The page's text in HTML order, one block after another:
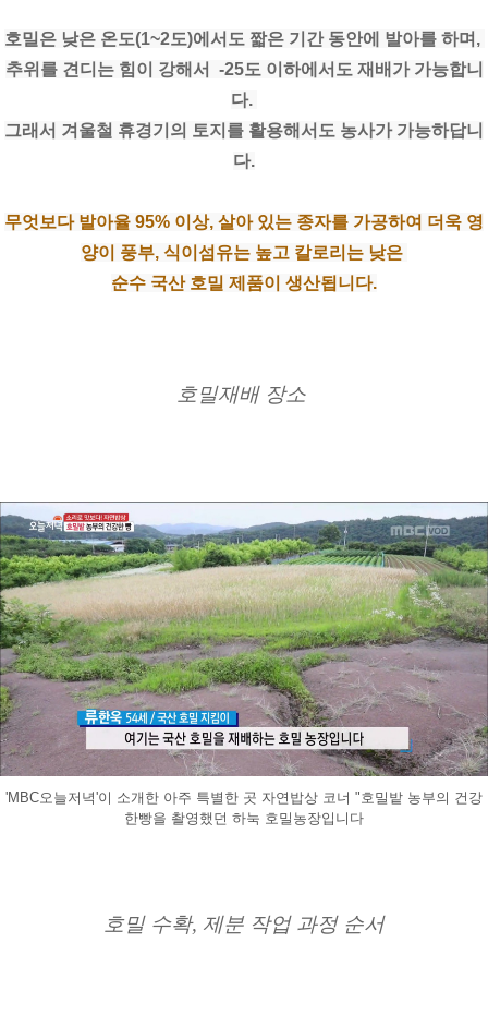
호밀은 낮은 온도(1~2도)에서도 짧은 기간 동안에 발아를 하며,
추위를 견디는 힘이 강해서  -25도 이하에서도 재배가 가능합니
다.
그래서 겨울철 휴경기의 토지를 활용해서도 농사가 가능하답니
다.
무엇보다 발아율 95% 이상, 살아 있는 종자를 가공하여 더욱 영
양이 풍부, 식이섬유는 높고 칼로리는 낮은
순수 국산 호밀 제품이 생산됩니다.
호밀재배 장소
'MBC오늘저녁'이 소개한 아주 특별한 곳 자연밥상 코너 "호밀밭 농부의 건강
한빵을 촬영했던 하눅 호밀농장입니다
호밀 수확, 제분 작업 과정 순서